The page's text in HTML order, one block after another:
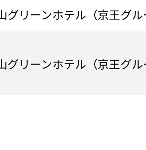
グリーンホテル（京王グル
グリーンホテル（京王グル